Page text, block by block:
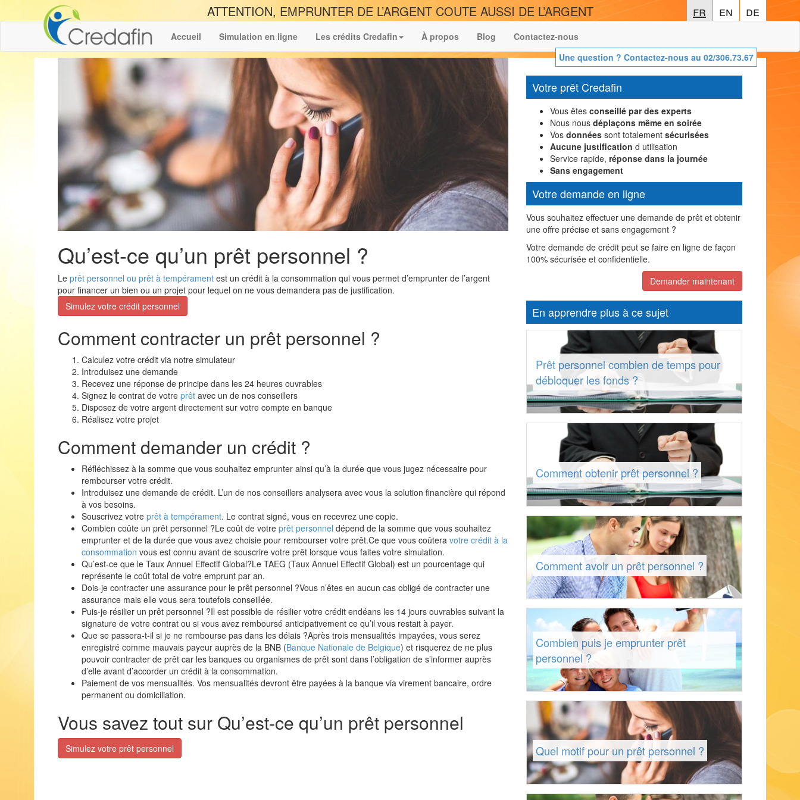
ATTENTION, EMPRUNTER DE L’ARGENT COUTE AUSSI DE L’ARGENT fr en de
fr en de
Une question ? Contactez-nous au 02/306.73.67
Accueil Simulation en ligne Les crédits Credafin À propos Blog Contactez-nous
Qu’est-ce qu’un prêt personnel ?
Le prêt personnel ou prêt à tempérament est un crédit à la consommation qui vous permet d’emprunter de l’argent
pour financer un bien ou un projet pour lequel on ne vous demandera pas de justification.
Simulez votre crédit personnel
Comment contracter un prêt personnel ?
Calculez votre crédit via notre simulateur
Introduisez une demande
Recevez une réponse de principe dans les 24 heures ouvrables
Signez le contrat de votre prêt avec un de nos conseillers
Disposez de votre argent directement sur votre compte en banque
Réalisez votre projet
Comment demander un crédit ?
Réfléchissez à la somme que vous souhaitez emprunter ainsi qu’à la durée que vous jugez nécessaire pour
rembourser votre crédit.
Introduisez une demande de crédit. L’un de nos conseillers analysera avec vous la solution financière qui répond
à vos besoins.
Souscrivez votre prêt à tempérament. Le contrat signé, vous en recevrez une copie.
Combien coûte un prêt personnel ?Le coût de votre prêt personnel dépend de la somme que vous souhaitez
emprunter et de la durée que vous avez choisie pour rembourser votre prêt.Ce que vous coûtera votre crédit à la
consommation vous est connu avant de souscrire votre prêt lorsque vous faites votre simulation.
Qu’est-ce que le Taux Annuel Effectif Global?Le TAEG (Taux Annuel Effectif Global) est un pourcentage qui
représente le coût total de votre emprunt par an.
Dois-je contracter une assurance pour le prêt personnel ?Vous n’êtes en aucun cas obligé de contracter une
assurance mais elle vous sera toutefois conseillée.
Puis-je résilier un prêt personnel ?Il est possible de résilier votre crédit endéans les 14 jours ouvrables suivant la
signature de votre contrat ou si vous avez remboursé anticipativement ce qu’il vous restait à payer.
Que se passera-t-il si je ne rembourse pas dans les délais ?Après trois mensualités impayées, vous serez
enregistré comme mauvais payeur auprès de la BNB (Banque Nationale de Belgique) et risquerez de ne plus
pouvoir contracter de prêt car les banques ou organismes de prêt sont dans l’obligation de s’informer auprès
d’elle avant d’accorder un crédit à la consommation.
Paiement de vos mensualités. Vos mensualités devront être payées à la banque via virement bancaire, ordre
permanent ou domiciliation.
Vous savez tout sur Qu’est-ce qu’un prêt personnel
Simulez votre prêt personnel
Votre prêt Credafin
Vous êtes conseillé par des experts
Nous nous déplaçons même en soirée
Vos donnéessont totalement sécurisées
Aucune justification d utilisation
Service rapide, réponse dans la journée
Sans engagement
Votre demande en ligne
Vous souhaitez effectuer une demande de prêt et obtenir
une offre précise et sans engagement ?
Votre demande de crédit peut se faire en ligne de façon
100% sécurisée et confidentielle.
Demander maintenant
En apprendre plus à ce sujet
Prêt personnel combien de temps pour
débloquer les fonds ?
Comment obtenir prêt personnel ?
Comment avoir un prêt personnel ?
Combien puis je emprunter prêt
personnel ?
Quel motif pour un prêt personnel ?